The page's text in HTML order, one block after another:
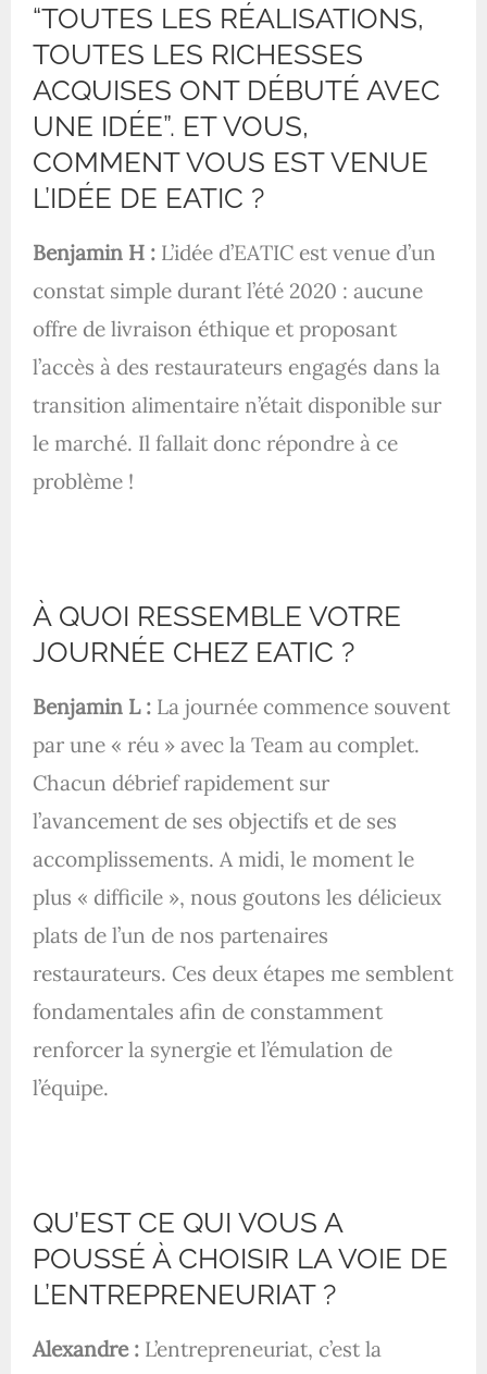
“TOUTES LES RÉALISATIONS,
TOUTES LES RICHESSES
ACQUISES ONT DÉBUTÉ AVEC
UNE IDÉE”. ET VOUS,
COMMENT VOUS EST VENUE
L’IDÉE DE EATIC ?
Benjamin H : L’idée d’EATIC est venue d’un
constat simple durant l’été 2020 : aucune
offre de livraison éthique et proposant
l’accès à des restaurateurs engagés dans la
transition alimentaire n’était disponible sur
le marché. Il fallait donc répondre à ce
problème !
À QUOI RESSEMBLE VOTRE
JOURNÉE CHEZ EATIC ?
Benjamin L : La journée commence souvent
par une « réu » avec la Team au complet.
Chacun débrief rapidement sur
l’avancement de ses objectifs et de ses
accomplissements. A midi, le moment le
plus « difficile », nous goutons les délicieux
plats de l’un de nos partenaires
restaurateurs. Ces deux étapes me semblent
fondamentales afin de constamment
renforcer la synergie et l’émulation de
l’équipe.
QU’EST CE QUI VOUS A
POUSSÉ À CHOISIR LA VOIE DE
L’ENTREPRENEURIAT ?
Alexandre : L’entrepreneuriat, c’est la